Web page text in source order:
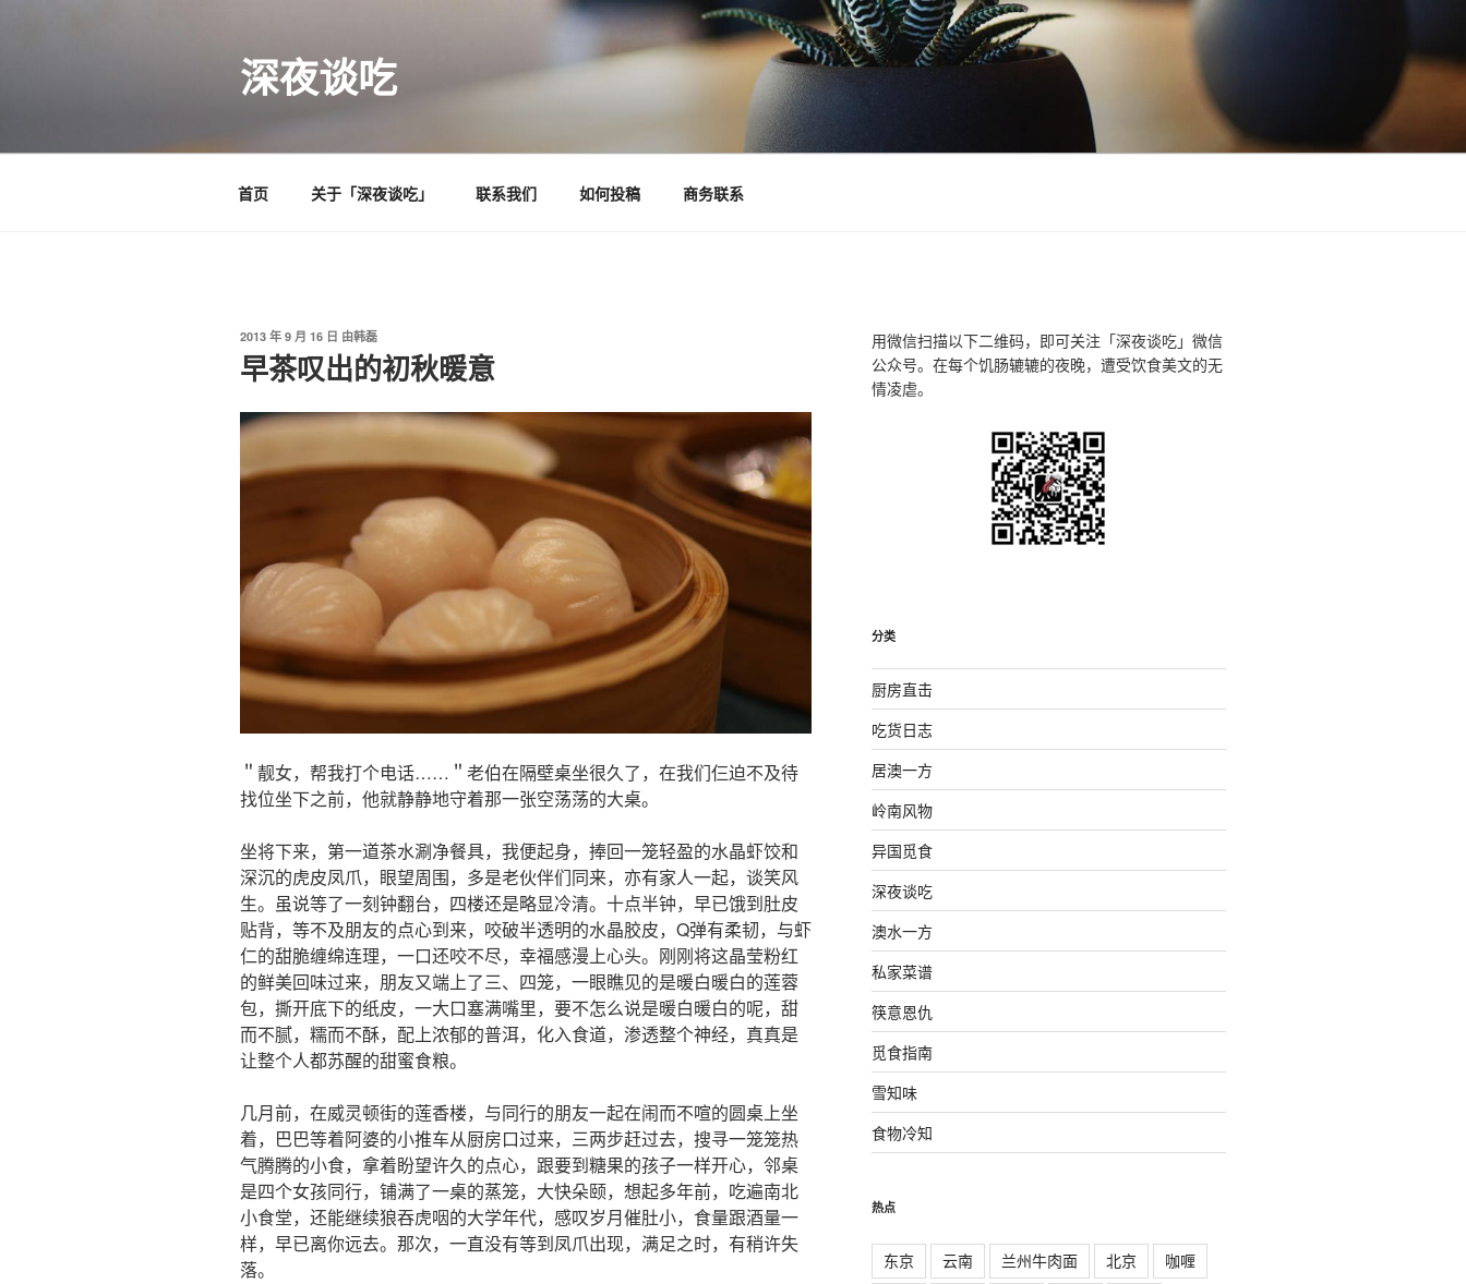
深夜谈吃
首页 关于「深夜谈吃」 联系我们 如何投稿 商务联系
发
布
于
2013 年 9 月 16 日 由韩磊
早茶叹出的初秋暖意
＂靓女，帮我打个电话……＂老伯在隔壁桌坐很久了，在我们仨迫不及待
找位坐下之前，他就静静地守着那一张空荡荡的大桌。
坐将下来，第一道茶水涮净餐具，我便起身，捧回一笼轻盈的水晶虾饺和
深沉的虎皮凤爪，眼望周围，多是老伙伴们同来，亦有家人一起，谈笑风
生。虽说等了一刻钟翻台，四楼还是略显冷清。十点半钟，早已饿到肚皮
贴背，等不及朋友的点心到来，咬破半透明的水晶胶皮，Q弹有柔韧，与虾
仁的甜脆缠绵连理，一口还咬不尽，幸福感漫上心头。刚刚将这晶莹粉红
的鲜美回味过来，朋友又端上了三、四笼，一眼瞧见的是暖白暖白的莲蓉
包，撕开底下的纸皮，一大口塞满嘴里，要不怎么说是暖白暖白的呢，甜
而不腻，糯而不酥，配上浓郁的普洱，化入食道，渗透整个神经，真真是
让整个人都苏醒的甜蜜食粮。
几月前，在威灵顿街的莲香楼，与同行的朋友一起在闹而不喧的圆桌上坐
着，巴巴等着阿婆的小推车从厨房口过来，三两步赶过去，搜寻一笼笼热
气腾腾的小食，拿着盼望许久的点心，跟要到糖果的孩子一样开心，邻桌
是四个女孩同行，铺满了一桌的蒸笼，大快朵颐，想起多年前，吃遍南北
小食堂，还能继续狼吞虎咽的大学年代，感叹岁月催肚小，食量跟酒量一
样，早已离你远去。那次，一直没有等到凤爪出现，满足之时，有稍许失
落。
用微信扫描以下二维码，即可关注「深夜谈吃」微信
公众号。在每个饥肠辘辘的夜晚，遭受饮食美文的无
情凌虐。
分类
厨房直击
吃货日志
居澳一方
岭南风物
异国觅食
深夜谈吃
澳水一方
私家菜谱
筷意恩仇
觅食指南
雪知味
食物冷知
热点
东京 云南 兰州牛肉面 北京
咖喱